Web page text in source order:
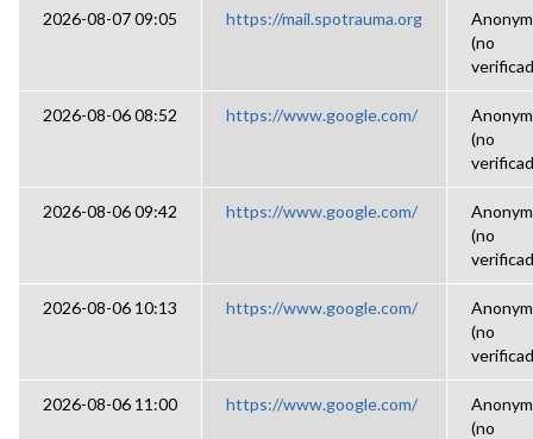
2026-08-07 09:05 https://mail.spotrauma.org
(no
2026-08-06 08:52 https://www.google.com/
(no
2026-08-06 09:42 https://www.google.com/
(no
2026-08-06 10:13 https://www.google.com/
(no
2026-08-06 11:00 https://www.google.com/
(no